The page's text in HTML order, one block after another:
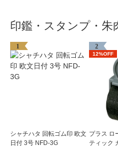
印鑑・スタンプ・
1
シャチハタ 回転ゴム印 欧文
日付 3号 NFD-3G
2
12%OFF
プラス ロ
ティック